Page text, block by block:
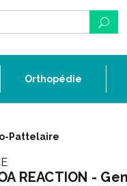
Orthopédie
Pattelaire
REACTION -